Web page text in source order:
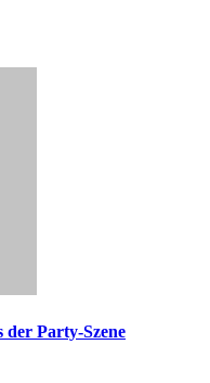
der Party-Szene